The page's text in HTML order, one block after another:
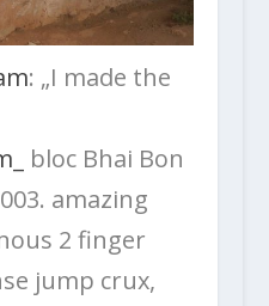
: „I made the
bloc Bhai Bon
amazing
2 finger
jump crux,